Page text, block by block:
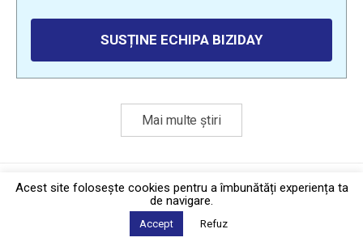
SUSȚINE ECHIPA BIZIDAY
Mai multe știri
Politica de confidențialitate·Contact
2026 © Biziday
Acest site foloseşte cookies pentru a îmbunătăți experiența ta
de navigare.
Accept Refuz